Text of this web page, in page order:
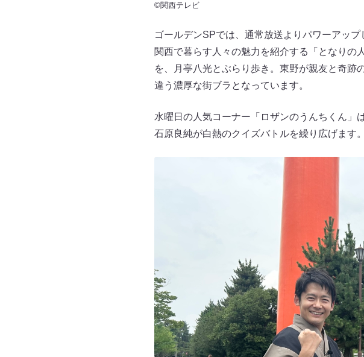
©関西テレビ
ゴールデンSPでは、通常放送よりパワーアップ
関西で暮らす人々の魅力を紹介する「となり
を、月亭八光とぶらり歩き。東野が親友と奇
違う濃厚な街ブラとなっています。
水曜日の人気コーナー「ロザンのうんちくん」
石原良純が白熱のクイズバトルを繰り広げます